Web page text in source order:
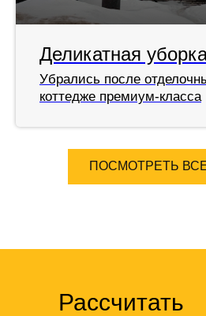
Деликатная
Убрались после
коттедже премиум-класса
ПОСМОТРЕТЬ
Рассчитать